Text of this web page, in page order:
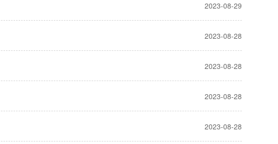
2023-08-29
2023-08-28
2023-08-28
2023-08-28
2023-08-28